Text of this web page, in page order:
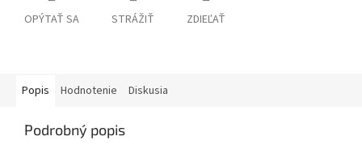
OPÝTAŤ SA STRÁŽIŤ ZDIEĽAŤ
Popis Hodnotenie Diskusia
Podrobný popis